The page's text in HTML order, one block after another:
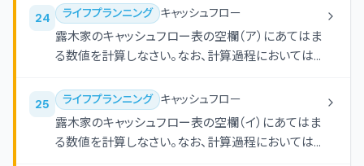
士の登録を受けていないＦＰが、生前贈与を検討し
ている相談者に対し、有料の相談業務において、贈
与税に関する一般的な税法の説明と仮定の事例を
労務士の登録を受けていないＦＰが、報酬を得て顧
客の社会保険に関する申請書類の作成を代行し、申
請手続きは顧客自身が行った。
選んでもよいものとする。
24 ライフプランニング キャッシュフロー
露木家のキャッシュフロー表の空欄（ア）にあてはま
る数値を計算しなさい。なお、計算過程においては
満を四捨五入すること。
25 ライフプランニング キャッシュフロー
露木家のキャッシュフロー表の空欄（イ）にあてはま
る数値を計算しなさい。なお、計算過程においては